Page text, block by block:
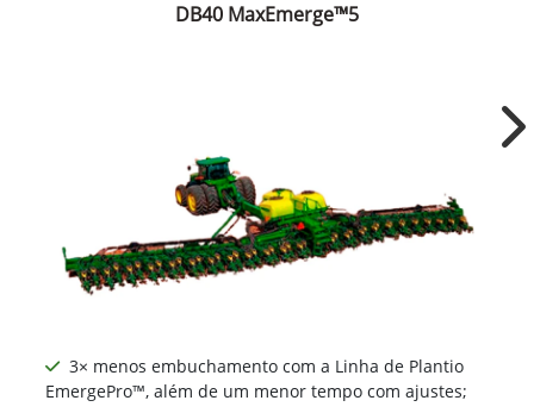
DB40 MaxEmerge™5
3× menos embuchamento com a Linha de Plantio
EmergePro™, além de um menor tempo com ajustes;